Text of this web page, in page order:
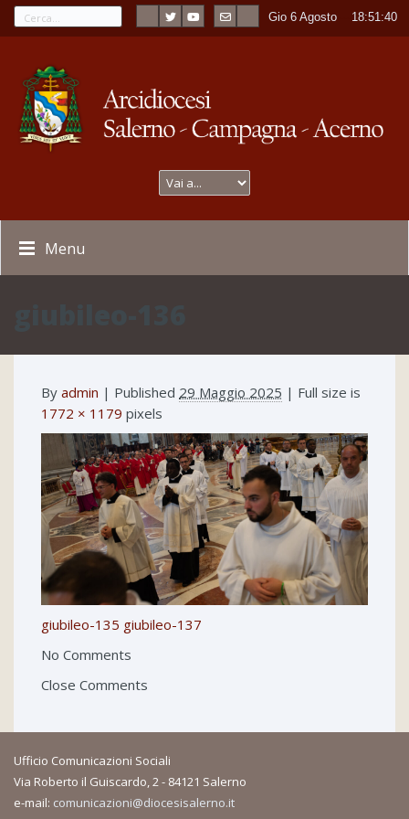
Gio 6 Agosto 18:51:40
Menu
By admin | Published 29 Maggio 2025 | Full size is
1772 × 1179 pixels
giubileo-135 giubileo-137
No Comments
Close Comments
Ufficio Comunicazioni Sociali
Via Roberto il Guiscardo, 2 - 84121 Salerno
e-mail: comunicazioni@diocesisalerno.it